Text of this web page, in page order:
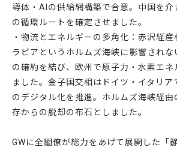
導体・AIの供給網構築で合意。中国を介
の循環ルートを確定させました。
・物流とエネルギーの多角化：赤沢経
ラビアというホルムズ海峡に影響され
の確約を結び、欧州で原子力・水素エネ
ました。金子国交相はドイツ・イタリア
のデジタル化を推進。ホルムズ海峡経由
存からの脱却の布石としました。
GWに全閣僚が総力をあげて展開した「